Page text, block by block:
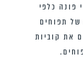
פונה כלפי
תפוחים
את קוביות